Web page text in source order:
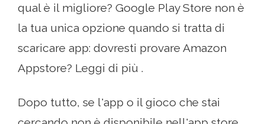
qual è il migliore? Google Play Store non è
la tua unica opzione quando si tratta di
scaricare app: dovresti provare Amazon
Appstore? Leggi di più .
Dopo tutto, se l'app o il gioco che stai